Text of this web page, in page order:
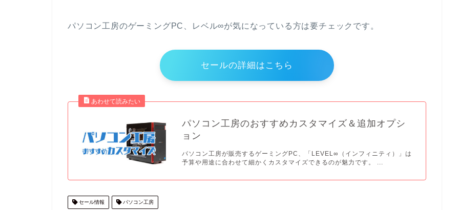
パソコン工房のゲーミングPC、レベル∞が気になっている方は要チェックです。
セールの詳細はこちら
パソコン工房のおすすめカスタマイズ＆追加オプシ
ョン
パソコン工房が販売するゲーミングPC、「LEVEL∞（インフィニティ）」は
予算や用途に合わせて細かくカスタマイズできるのが魅力です。 ...
セール情報 パソコン工房